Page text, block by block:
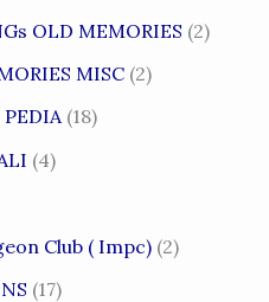
OLD MEMORIES (2)
MISC(2)
(18)
(4)
Club ( Impc)(2)
(17)